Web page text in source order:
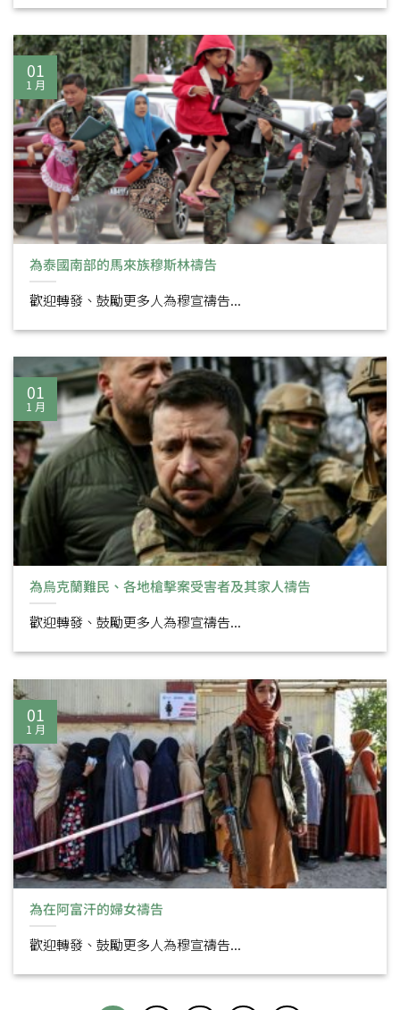
為泰國南部的馬來族穆斯林禱告
歡迎轉發、鼓勵更多人為穆宣禱告...
01
1 月
為烏克蘭難民、各地槍擊案受害者及其家人禱告
歡迎轉發、鼓勵更多人為穆宣禱告...
01
1 月
為在阿富汗的婦女禱告
歡迎轉發、鼓勵更多人為穆宣禱告...
01
1 月